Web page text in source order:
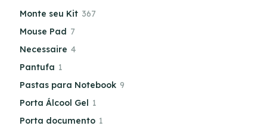
Monte seu Kit 367
Mouse Pad 7
Necessaire 4
Pantufa 1
Pastas para Notebook 9
Porta Álcool Gel 1
Porta documento 1